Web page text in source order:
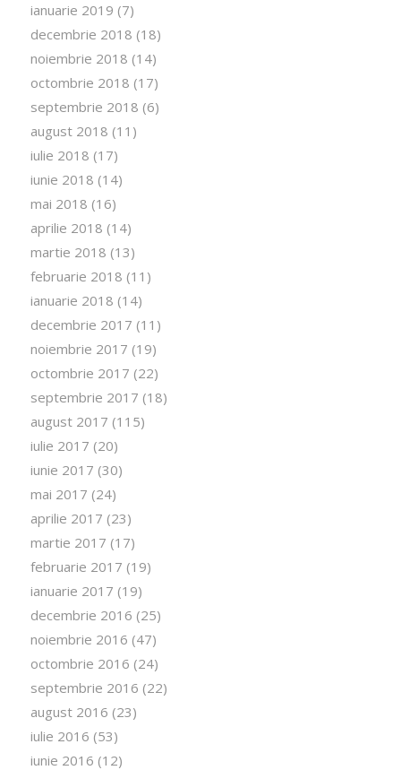
ianuarie 2019 (7)
decembrie 2018 (18)
noiembrie 2018 (14)
octombrie 2018 (17)
septembrie 2018 (6)
august 2018 (11)
iulie 2018 (17)
iunie 2018 (14)
mai 2018 (16)
aprilie 2018 (14)
martie 2018 (13)
februarie 2018 (11)
ianuarie 2018 (14)
decembrie 2017 (11)
noiembrie 2017 (19)
octombrie 2017 (22)
septembrie 2017 (18)
august 2017 (115)
iulie 2017 (20)
iunie 2017 (30)
mai 2017 (24)
aprilie 2017 (23)
martie 2017 (17)
februarie 2017 (19)
ianuarie 2017 (19)
decembrie 2016 (25)
noiembrie 2016 (47)
octombrie 2016 (24)
septembrie 2016 (22)
august 2016 (23)
iulie 2016 (53)
iunie 2016 (12)